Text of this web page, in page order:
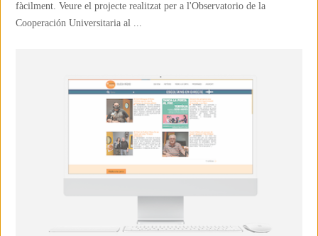
fàcilment. Veure el projecte realitzat per a l'Observatorio de la
Cooperación Universitaria al ...